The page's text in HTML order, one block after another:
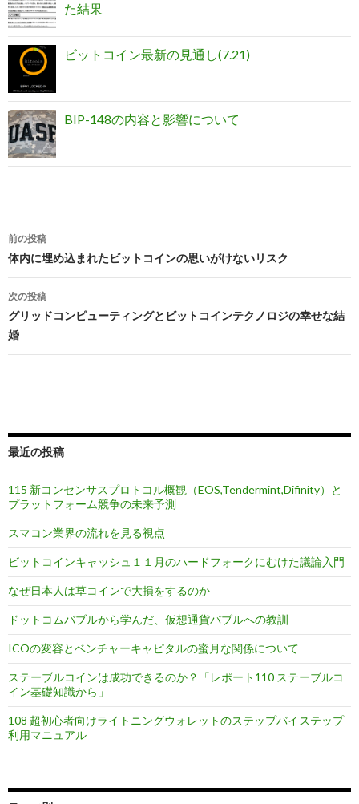
た結果
ビットコイン最新の見通し(7.21)
BIP-148の内容と影響について
投
稿
ナ
ビ
ー
シ
ョ
ン
前の投稿
体内に埋め込まれたビットコインの思いがけないリスク
次の投稿
グリッドコンピューティングとビットコインテクノロジの幸せな結
婚
最近の投稿
115 新コンセンサスプロトコル概観（EOS,Tendermint,Difinity）と
プラットフォーム競争の未来予測
スマコン業界の流れを見る視点
ビットコインキャッシュ１１月のハードフォークにむけた議論入門
なぜ日本人は草コインで大損をするのか
ドットコムバブルから学んだ、仮想通貨バブルへの教訓
ICOの変容とベンチャーキャピタルの蜜月な関係について
ステーブルコインは成功できるのか？「レポート110 ステーブルコ
イン基礎知識から」
108 超初心者向けライトニングウォレットのステップバイステップ
利用マニュアル